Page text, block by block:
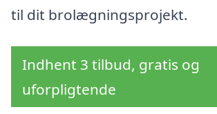
til dit brolægningsprojekt.
Indhent 3 tilbud, gratis og
uforpligtende